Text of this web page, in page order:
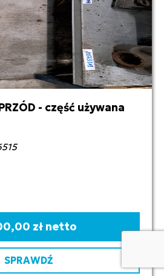
- część używana
zł netto
SPRAWDŹ